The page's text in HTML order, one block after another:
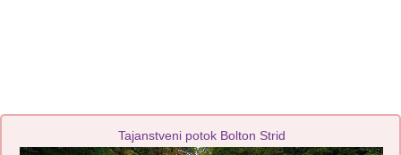
Tajanstveni potok Bolton Strid